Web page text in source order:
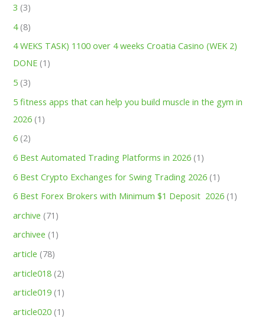
3 (3)
4(8)
4 WEKS TASK) 1100 over 4 weeks Croatia Casino (WEK 2)
DONE (1)
5 (3)
5 fitness apps that can help you build muscle in the gym in
2026 (1)
6 (2)
6 Best Automated Trading Platforms in 2026 (1)
6 Best Crypto Exchanges for Swing Trading 2026 (1)
6 Best Forex Brokers with Minimum $1 Deposit ️ 2026 (1)
archive (71)
archivee (1)
article (78)
article018 (2)
article019 (1)
article020 (1)